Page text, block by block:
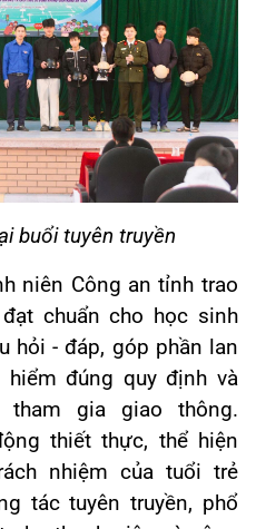
buổi tuyên truyền
niên Công an tỉnh trao
chuẩn cho học sinh
hỏi - đáp, góp phần lan
đúng quy định và
gia giao thông.
thiết thực, thể hiện
nhiệm của tuổi trẻ
tác tuyên truyền, phổ